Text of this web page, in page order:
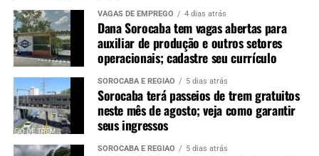
VAGAS DE EMPREGO 4 dias atrás
Dana Sorocaba tem vagas abertas para
auxiliar de produção e outros setores
operacionais; cadastre seu currículo
SOROCABA E REGIÃO 5 dias atrás
Sorocaba terá passeios de trem gratuitos
neste mês de agosto; veja como garantir
seus ingressos
SOROCABA E REGIÃO 5 dias atrás